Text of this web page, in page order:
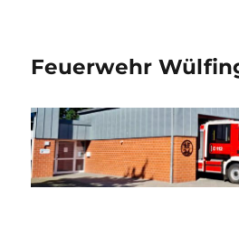
Feuerwehr